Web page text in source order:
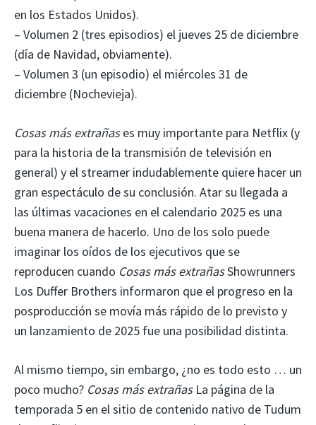
en los Estados Unidos).
– Volumen 2 (tres episodios) el jueves 25 de diciembre
(día de Navidad, obviamente).
– Volumen 3 (un episodio) el miércoles 31 de
diciembre (Nochevieja).
Cosas más extrañases muy importante para Netflix (y
para la historia de la transmisión de televisión en
general) y el streamer indudablemente quiere hacer un
gran espectáculo de su conclusión. Atar su llegada a
las últimas vacaciones en el calendario 2025 es una
buena manera de hacerlo. Uno de los solo puede
imaginar los oídos de los ejecutivos que se
reproducen cuando Cosas más extrañasShowrunners
Los Duffer Brothers informaron que el progreso en la
posproducción se movía más rápido de lo previsto y
un lanzamiento de 2025 fue una posibilidad distinta.
Al mismo tiempo, sin embargo, ¿no es todo esto … un
poco mucho? Cosas más extrañasLa página de la
temporada 5 en el sitio de contenido nativo de Tudum